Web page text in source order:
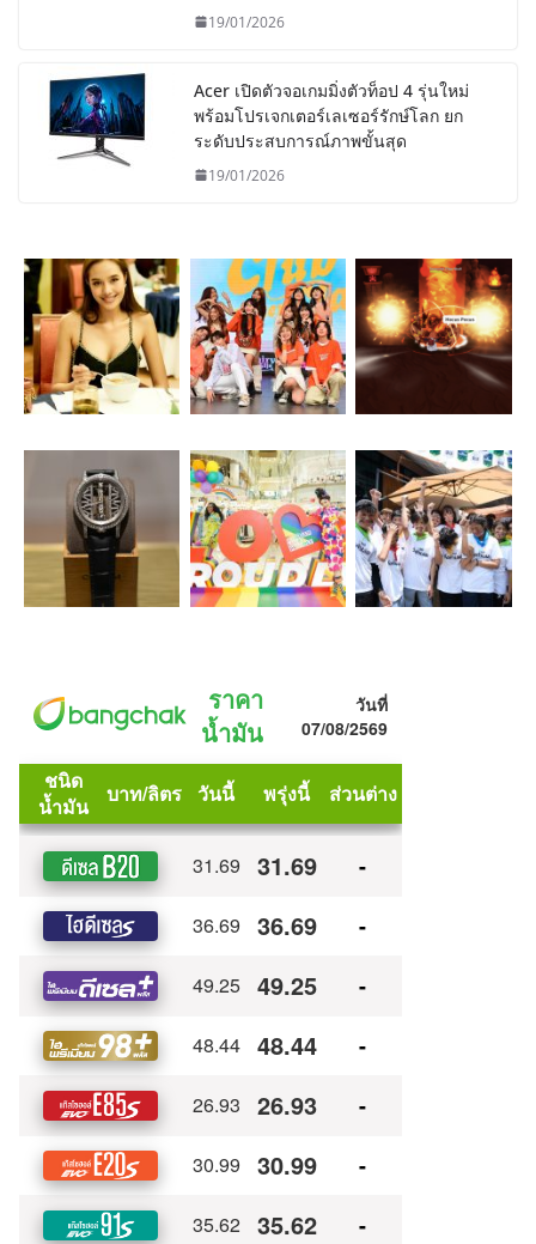
19/01/2026
Acer เปิดตัวจอเกมมิ่งตัวท็อป 4 รุ่นใหม่
พร้อมโปรเจกเตอร์เลเซอร์รักษ์โลก ยก
ระดับประสบการณ์ภาพขั้นสุด
19/01/2026